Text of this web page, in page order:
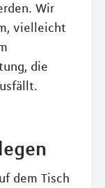
Wir
vielleicht
die
dem Tisch